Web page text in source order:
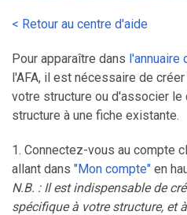
< Retour au centre d'aide
Pour apparaître dans l'annuaire
l'AFA, il est nécessaire de
votre structure ou d'associer
structure à une fiche existante.
1. Connectez-vous au compte
allant dans "Mon compte" en
N.B. : Il est indispensable de
spécifique à votre structure, et